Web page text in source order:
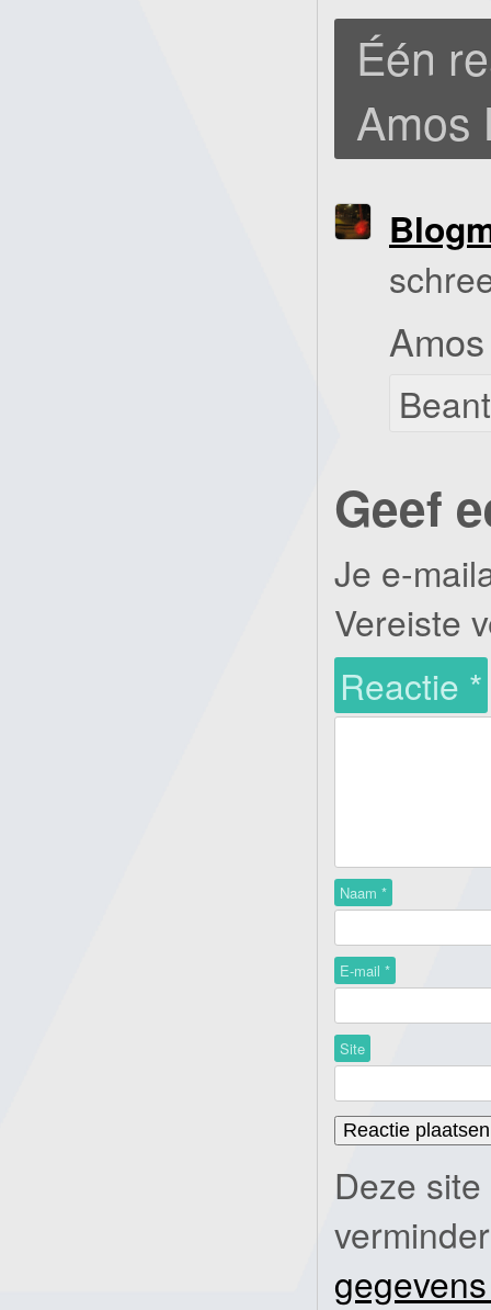
Één
Amos
Geef
Je e-
Vereiste
Reactie *
Naam *
E-mail *
Site
Deze